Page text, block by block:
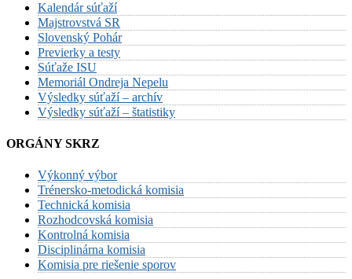
Kalendár súťaží
Majstrovstvá SR
Slovenský Pohár
Previerky a testy
Súťaže ISU
Memoriál Ondreja Nepelu
Výsledky súťaží – archív
Výsledky súťaží – štatistiky
ORGÁNY SKRZ
Výkonný výbor
Trénersko-metodická komisia
Technická komisia
Rozhodcovská komisia
Kontrolná komisia
Disciplinárna komisia
Komisia pre riešenie sporov